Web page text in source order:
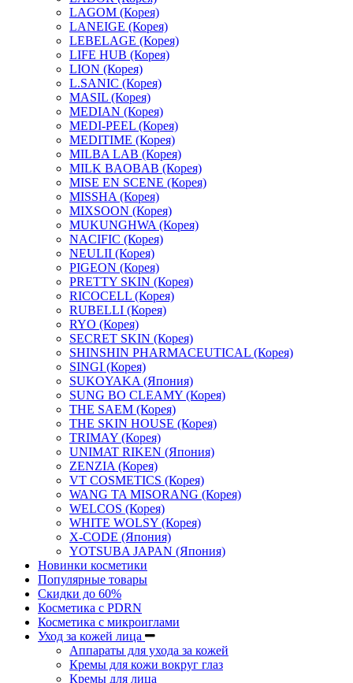
LAGOM (Корея)
LANEIGE (Корея)
LEBELAGE (Корея)
LIFE HUB (Корея)
LION (Корея)
L.SANIC (Корея)
MASIL (Корея)
MEDIAN (Корея)
MEDI-PEEL (Корея)
MEDITIME (Корея)
MILBA LAB (Корея)
MILK BAOBAB (Корея)
MISE EN SCENE (Корея)
MISSHA (Корея)
MIXSOON (Корея)
MUKUNGHWA (Корея)
NACIFIC (Корея)
NEULII (Корея)
PIGEON (Корея)
PRETTY SKIN (Корея)
RICOCELL (Корея)
RUBELLI (Корея)
RYO (Корея)
SECRET SKIN (Корея)
SHINSHIN PHARMACEUTICAL (Корея)
SINGI (Корея)
SUKOYAKA (Япония)
SUNG BO CLEAMY (Корея)
THE SAEM (Корея)
THE SKIN HOUSE (Корея)
TRIMAY (Корея)
UNIMAT RIKEN (Япония)
ZENZIA (Корея)
VT COSMETICS (Корея)
WANG TA MISORANG (Корея)
WELCOS (Корея)
WHITE WOLSY (Корея)
X-CODE (Япония)
YOTSUBA JAPAN (Япония)
Новинки косметики
Популярные товары
Скидки до 60%
Косметика с PDRN
Косметика с микроиглами
Уход за кожей лица
Аппараты для ухода за кожей
Кремы для кожи вокруг глаз
Кремы для лица